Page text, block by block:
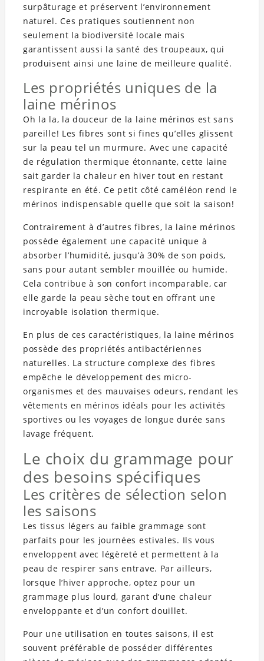
surpâturage et préservent l’environnement
naturel. Ces pratiques soutiennent non
seulement la biodiversité locale mais
garantissent aussi la santé des troupeaux, qui
produisent ainsi une laine de meilleure qualité.
Les propriétés uniques de la
laine mérinos
Oh la la, la douceur de la laine mérinos est sans
pareille! Les fibres sont si fines qu’elles glissent
sur la peau tel un murmure. Avec une capacité
de régulation thermique étonnante, cette laine
sait garder la chaleur en hiver tout en restant
respirante en été. Ce petit côté caméléon rend le
mérinos indispensable quelle que soit la saison!
Contrairement à d’autres fibres, la laine mérinos
possède également une capacité unique à
absorber l’humidité, jusqu’à 30% de son poids,
sans pour autant sembler mouillée ou humide.
Cela contribue à son confort incomparable, car
elle garde la peau sèche tout en offrant une
incroyable isolation thermique.
En plus de ces caractéristiques, la laine mérinos
possède des propriétés antibactériennes
naturelles. La structure complexe des fibres
empêche le développement des micro-
organismes et des mauvaises odeurs, rendant les
vêtements en mérinos idéals pour les activités
sportives ou les voyages de longue durée sans
lavage fréquent.
Le choix du grammage pour
des besoins spécifiques
Les critères de sélection selon
les saisons
Les tissus légers au faible grammage sont
parfaits pour les journées estivales. Ils vous
enveloppent avec légèreté et permettent à la
peau de respirer sans entrave. Par ailleurs,
lorsque l’hiver approche, optez pour un
grammage plus lourd, garant d’une chaleur
enveloppante et d’un confort douillet.
Pour une utilisation en toutes saisons, il est
souvent préférable de posséder différentes